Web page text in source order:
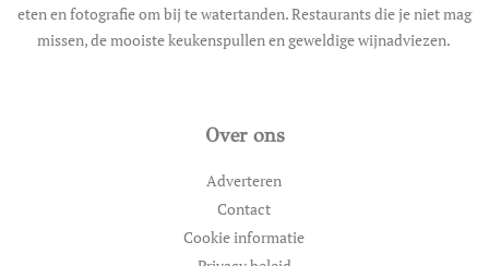
eten en fotografie om bij te watertanden. Restaurants die je niet mag
missen, de mooiste keukenspullen en geweldige wijnadviezen.
Over ons
Adverteren
Contact
Cookie informatie